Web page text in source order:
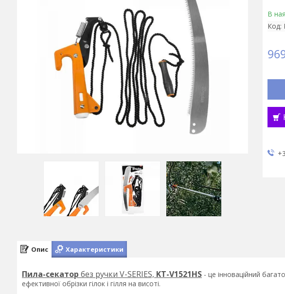
В
Код:
Опис Характеристики
Пила-секатор без ручки V-SERIES, KT-V1521HS - це інноваційний
ефективної обрізки гілок і гілля на висоті.